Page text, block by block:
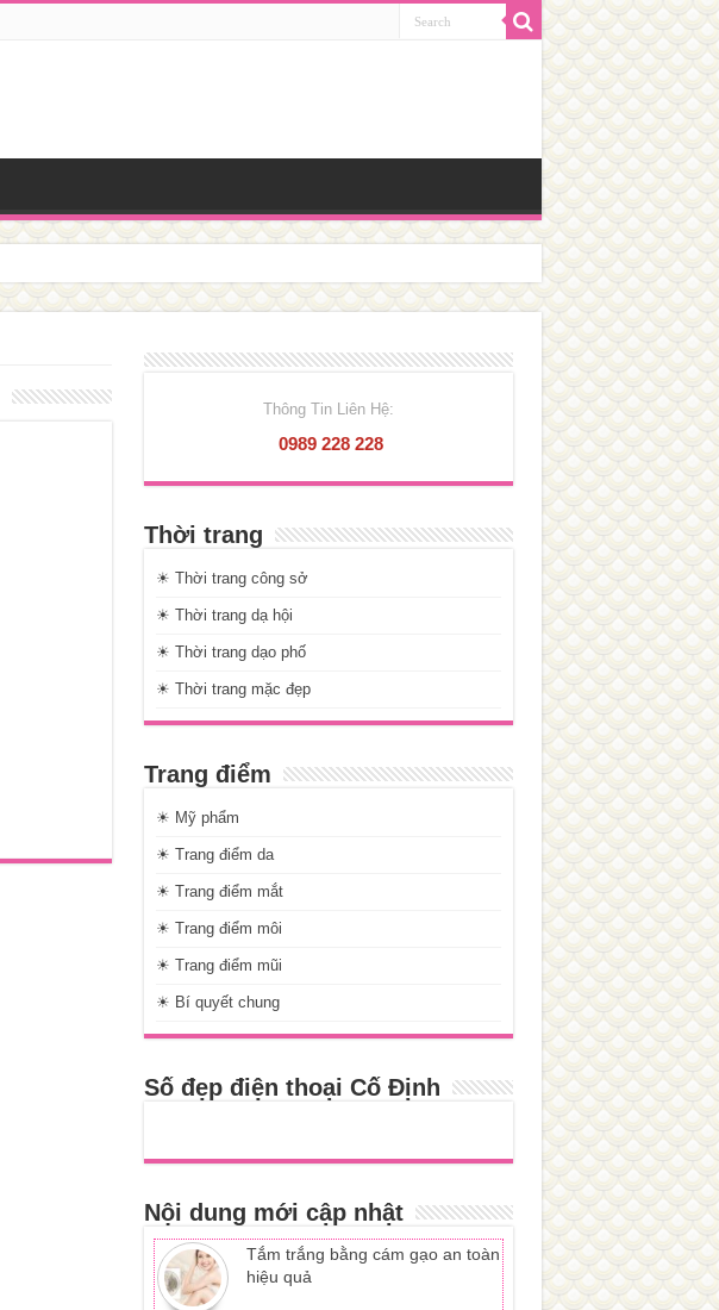
Thông Tin Liên Hệ:
0989 228 228
Thời trang
☀ Thời trang công sở
☀ Thời trang dạ hội
☀ Thời trang dạo phố
☀ Thời trang mặc đẹp
Trang điểm
☀ Mỹ phẩm
☀ Trang điểm da
☀ Trang điểm mắt
☀ Trang điểm môi
☀ Trang điểm mũi
☀ Bí quyết chung
Số đẹp điện thoại Cố Định
Nội dung mới cập nhật
Tắm trắng bằng cám gạo an toàn
hiệu quả